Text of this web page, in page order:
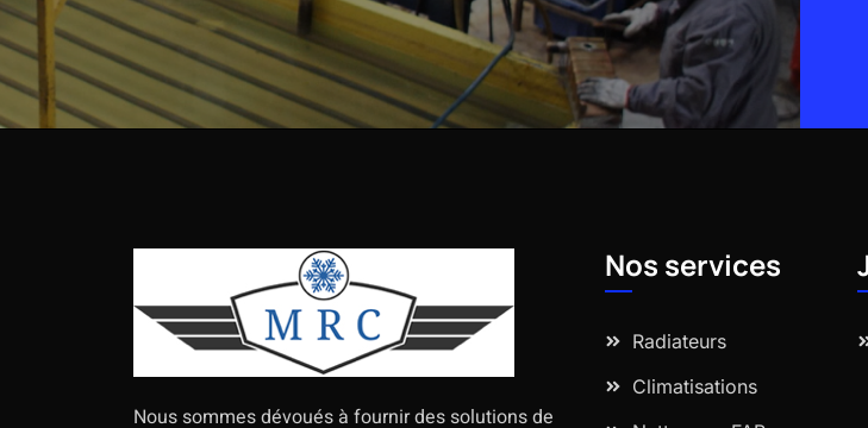
Nous sommes dévoués à fournir des solutions de
Nos services
Radiateurs
Climatisations